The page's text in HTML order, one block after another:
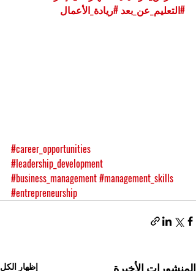
#التعليم_عن_بعد #ريادة_الأعمال
#career_opportunities
#leadership_development
#business_management#management_skills
#entrepreneurship
المنشورات الأخيرة إظهار الكل